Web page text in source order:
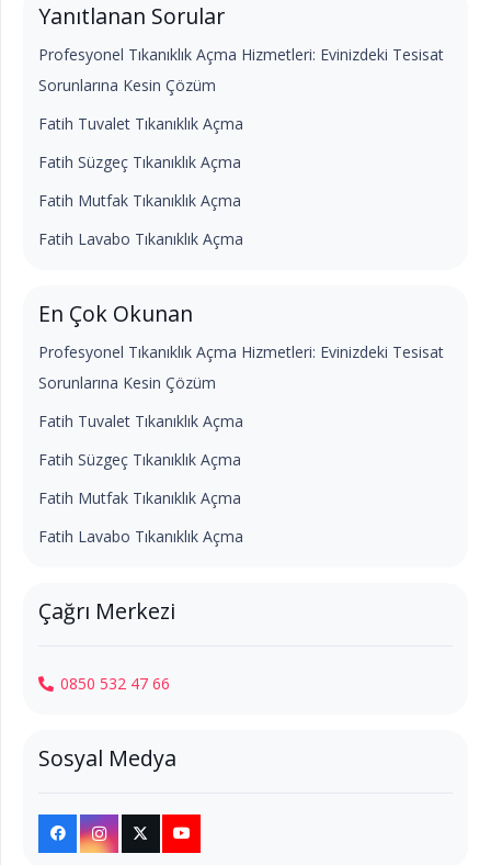
Yanıtlanan Sorular
Profesyonel Tıkanıklık Açma Hizmetleri: Evinizdeki Tesisat
Sorunlarına Kesin Çözüm
Fatih Tuvalet Tıkanıklık Açma
Fatih Süzgeç Tıkanıklık Açma
Fatih Mutfak Tıkanıklık Açma
Fatih Lavabo Tıkanıklık Açma
En Çok Okunan
Profesyonel Tıkanıklık Açma Hizmetleri: Evinizdeki Tesisat
Sorunlarına Kesin Çözüm
Fatih Tuvalet Tıkanıklık Açma
Fatih Süzgeç Tıkanıklık Açma
Fatih Mutfak Tıkanıklık Açma
Fatih Lavabo Tıkanıklık Açma
Çağrı Merkezi
0850 532 47 66
Sosyal Medya